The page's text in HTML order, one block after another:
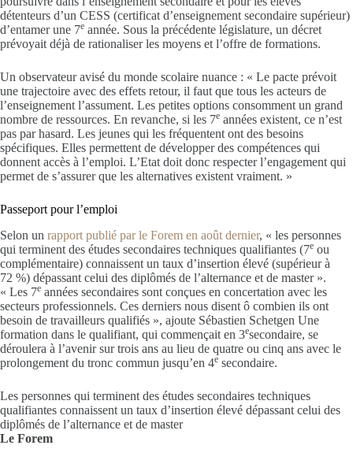
détenteurs d’un CESS (certificat d’enseignement secondaire supérieur)
d’entamer une 7e année. Sous la précédente législature, un décret
prévoyait déjà de rationaliser les moyens et l’offre de formations.
Un observateur avisé du monde scolaire nuance : « Le pacte prévoit
une trajectoire avec des effets retour, il faut que tous les acteurs de
l’enseignement l’assument. Les petites options consomment un grand
nombre de ressources. En revanche, si les 7e années existent, ce n’est
pas par hasard. Les jeunes qui les fréquentent ont des besoins
spécifiques. Elles permettent de développer des compétences qui
donnent accès à l’emploi. L’Etat doit donc respecter l’engagement qui
permet de s’assurer que les alternatives existent vraiment. »
Passeport pour l’emploi
Selon un rapport publié par le Forem en août dernier, « les personnes
qui terminent des études secondaires techniques qualifiantes (7e ou
complémentaire) connaissent un taux d’insertion élevé (supérieur à
72 %) dépassant celui des diplômés de l’alternance et de master ».
« Les 7e années secondaires sont conçues en concertation avec les
secteurs professionnels. Ces derniers nous disent ô combien ils ont
besoin de travailleurs qualifiés », ajoute Sébastien Schetgen Une
formation dans le qualifiant, qui commençait en 3esecondaire, se
déroulera à l’avenir sur trois ans au lieu de quatre ou cinq ans avec le
prolongement du tronc commun jusqu’en 4e secondaire.
Les personnes qui terminent des études secondaires techniques
qualifiantes connaissent un taux d’insertion élevé dépassant celui des
diplômés de l’alternance et de master
Le Forem